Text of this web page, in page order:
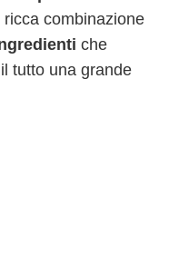
combinazione
che
tutto una grande